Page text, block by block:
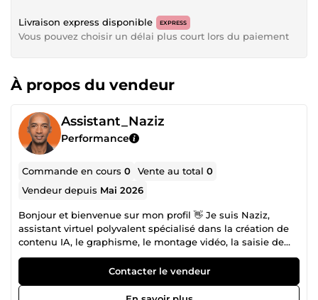
Livraison express disponible EXPRESS
Vous pouvez choisir un délai plus court lors du paiement
À propos du vendeur
Assistant_Naziz
Performance
Commande en cours0 Vente au total0
Vendeur depuis Mai 2026
Bonjour et bienvenue sur mon profil 👋 Je suis Naziz,
assistant virtuel polyvalent spécialisé dans la création de
contenu IA, le graphisme, le montage vidéo, la saisie de
données et le community management. Créatif, innovant
et orienté résultats, je vous accompagne dans la création
de contenus modernes et impactants pour développer
votre activité en ligne. 💼 Mes compétences principales : 🤖
Contacter le vendeur